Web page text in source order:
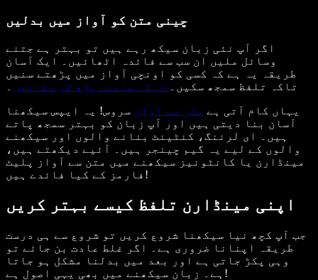
چینی متن کو آواز میں بدلیں
اگر آپ نئی زبان سیکھ رہے ہیں تو بہتر ہے جتنے
وسائل ملیں ان سب سے فائدہ اٹھائیں۔ ایک آسان
طریقہ یہ ہے کہ کسی کو اونچی آواز میں پڑھتے سنیں
تاکہ تلفظ سمجھ سکیں۔
آپ کے سامنے پڑھ کر سنائیں
یہاں کام آتی ہے متن سے آواز سروس! یہ ایپس سیکھنا
آسان بنا دیتی ہیں اور آپ زبان کو بہتر سمجھ پاتے
ہیں۔ ای لرننگ، کنٹینٹ بنانے والوں اور سیکھنے
والوں کے لیے یہ گیم چینجر ہیں۔ آئیے دیکھتے ہیں،
مینڈارن یا کانٹونیز سیکھنے میں متن سے آواز پلیٹ
فارمز کے کیا فائدے ہیں!
اپنی مینڈارن تلفظ کیسے بہتر کریں
جب آپ کچھ نیا سیکھنا شروع کریں تو شروع سے ہی درست
طریقہ اپنانا ضروری ہے۔ اگر غلط عادت بن جائے تو
وہی پکڑ جاتی ہے اور بعد میں بدلنا مشکل ہو جاتا
ہے۔ زبان سیکھنے میں بھی یہی اصول ہے!